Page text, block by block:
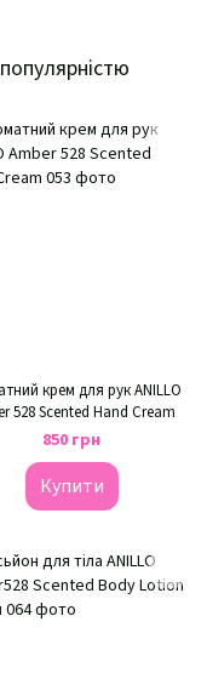
крем для рук ANILLO
528 Scented Hand Cream
850 грн
Купити